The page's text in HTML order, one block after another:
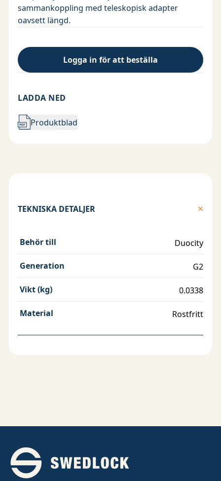
sammankoppling med teleskopisk adapter
oavsett längd.
Logga in för att beställa
LADDA NED
Produktblad
TEKNISKA DETALJER
Behör till Duocity
Generation G2
Vikt (kg) 0.0338
Material Rostfritt